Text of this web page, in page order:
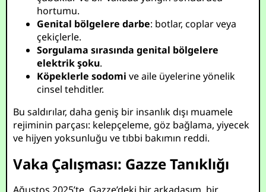
hortumu.
Genital bölgelere darbe: botlar, coplar veya
çekiçlerle.
Sorgulama sırasında genital bölgelere
elektrik şoku.
Köpeklerle sodomi ve aile üyelerine yönelik
cinsel tehditler.
Bu saldırılar, daha geniş bir insanlık dışı muamele
rejiminin parçası: kelepçeleme, göz bağlama, yiyecek
ve hijyen yoksunluğu ve tıbbi bakımın reddi.
Vaka Çalışması: Gazze Tanıklığı